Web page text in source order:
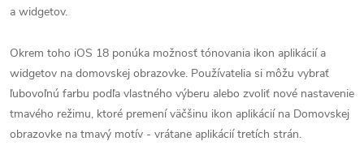
a widgetov.
Okrem toho iOS 18 ponúka možnosť tónovania ikon aplikácií a
widgetov na domovskej obrazovke. Používatelia si môžu vybrať
ľubovoľnú farbu podľa vlastného výberu alebo zvoliť nové nastavenie
tmavého režimu, ktoré premení väčšinu ikon aplikácií na Domovskej
obrazovke na tmavý motív - vrátane aplikácií tretích strán.